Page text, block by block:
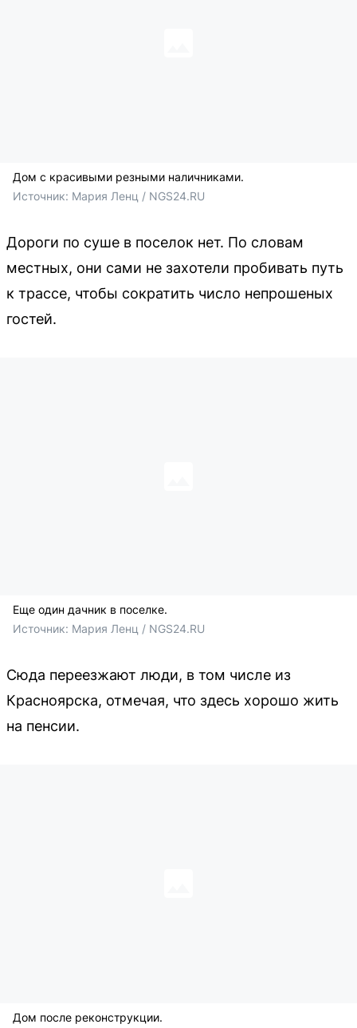
Дом с красивыми резными наличниками.
Источник: Мария Ленц / NGS24.RU
Дороги по суше в поселок нет. По словам
местных, они сами не захотели пробивать путь
к трассе, чтобы сократить число непрошеных
гостей.
Еще один дачник в поселке.
Источник: Мария Ленц / NGS24.RU
Сюда переезжают люди, в том числе из
Красноярска, отмечая, что здесь хорошо жить
на пенсии.
Дом после реконструкции.